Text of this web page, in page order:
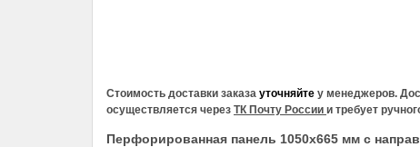
Стоимость доставки заказа уточняйте у менеджеров.
осуществляется через ТК Почту России и требует
Перфорированная панель 1050х665 мм с